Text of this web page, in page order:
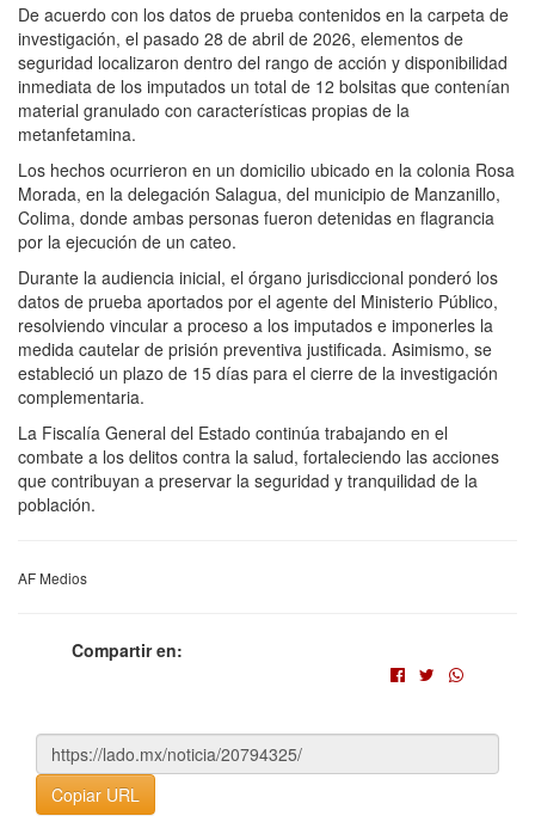
De acuerdo con los datos de prueba contenidos en la carpeta de
investigación, el pasado 28 de abril de 2026, elementos de
seguridad localizaron dentro del rango de acción y disponibilidad
inmediata de los imputados un total de 12 bolsitas que contenían
material granulado con características propias de la
metanfetamina.
Los hechos ocurrieron en un domicilio ubicado en la colonia Rosa
Morada, en la delegación Salagua, del municipio de Manzanillo,
Colima, donde ambas personas fueron detenidas en flagrancia
por la ejecución de un cateo.
Durante la audiencia inicial, el órgano jurisdiccional ponderó los
datos de prueba aportados por el agente del Ministerio Público,
resolviendo vincular a proceso a los imputados e imponerles la
medida cautelar de prisión preventiva justificada. Asimismo, se
estableció un plazo de 15 días para el cierre de la investigación
complementaria.
La Fiscalía General del Estado continúa trabajando en el
combate a los delitos contra la salud, fortaleciendo las acciones
que contribuyan a preservar la seguridad y tranquilidad de la
población.
AF Medios
Compartir en:
Copiar URL